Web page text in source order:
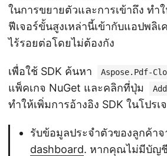
ในการขยายตัวและการเข้าถึง ท
ฟีเจอร์ขั้นสูงเหล่านี้เข้ากับแอปพลิ
ไร้รอยต่อโดยไม่ต้องกัง
เพื่อใช้ SDK ค้นหา Aspose.Pdf-
แพ็คเกจ NuGet และคลิกที่ปุ่ม
ทำให้เพิ่มการอ้างอิง SDK ในโปร
รับข้อมูลประจำตัวของลูกค้าจ
dashboard. หากคุณไม่มีบัญ